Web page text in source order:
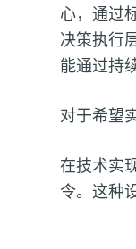
心，通过
决策执行
能通过持
对于希望
在技术实
令。这种